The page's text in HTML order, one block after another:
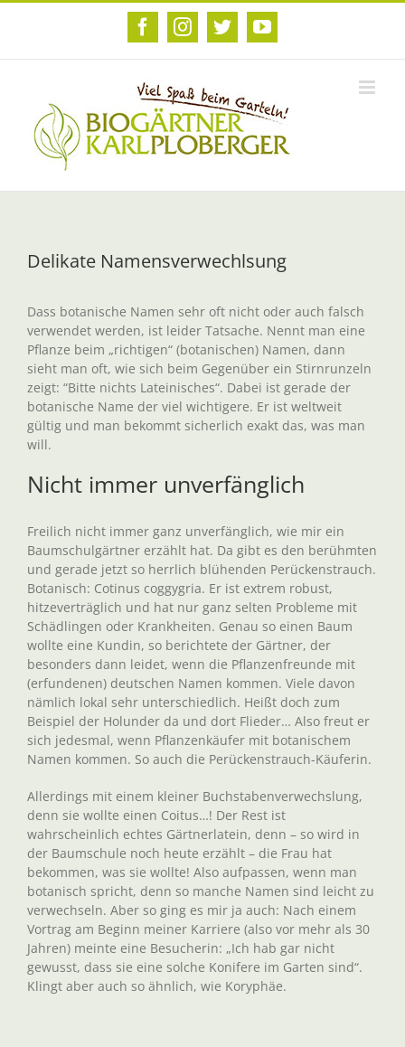
Zum
FacebookInstagram
TwitterYouTube
Delikate Namensverwechlsung
Dass botanische Namen sehr oft nicht oder auch falsch
verwendet werden, ist leider Tatsache. Nennt man eine
Pflanze beim „richtigen“ (botanischen) Namen, dann
sieht man oft, wie sich beim Gegenüber ein Stirnrunzeln
zeigt: “Bitte nichts Lateinisches“. Dabei ist gerade der
botanische Name der viel wichtigere. Er ist weltweit
gültig und man bekommt sicherlich exakt das, was man
will.
Nicht immer unverfänglich
Freilich nicht immer ganz unverfänglich, wie mir ein
Baumschulgärtner erzählt hat. Da gibt es den berühmten
und gerade jetzt so herrlich blühenden Perückenstrauch.
Botanisch: Cotinus coggygria. Er ist extrem robust,
hitzeverträglich und hat nur ganz selten Probleme mit
Schädlingen oder Krankheiten. Genau so einen Baum
wollte eine Kundin, so berichtete der Gärtner, der
besonders dann leidet, wenn die Pflanzenfreunde mit
(erfundenen) deutschen Namen kommen. Viele davon
nämlich lokal sehr unterschiedlich. Heißt doch zum
Beispiel der Holunder da und dort Flieder… Also freut er
sich jedesmal, wenn Pflanzenkäufer mit botanischem
Namen kommen. So auch die Perückenstrauch-Käuferin.
Allerdings mit einem kleiner Buchstabenverwechslung,
denn sie wollte einen Coitus…! Der Rest ist
wahrscheinlich echtes Gärtnerlatein, denn – so wird in
der Baumschule noch heute erzählt – die Frau hat
bekommen, was sie wollte! Also aufpassen, wenn man
botanisch spricht, denn so manche Namen sind leicht zu
verwechseln. Aber so ging es mir ja auch: Nach einem
Vortrag am Beginn meiner Karriere (also vor mehr als 30
Jahren) meinte eine Besucherin: „Ich hab gar nicht
gewusst, dass sie eine solche Konifere im Garten sind“.
Klingt aber auch so ähnlich, wie Koryphäe.